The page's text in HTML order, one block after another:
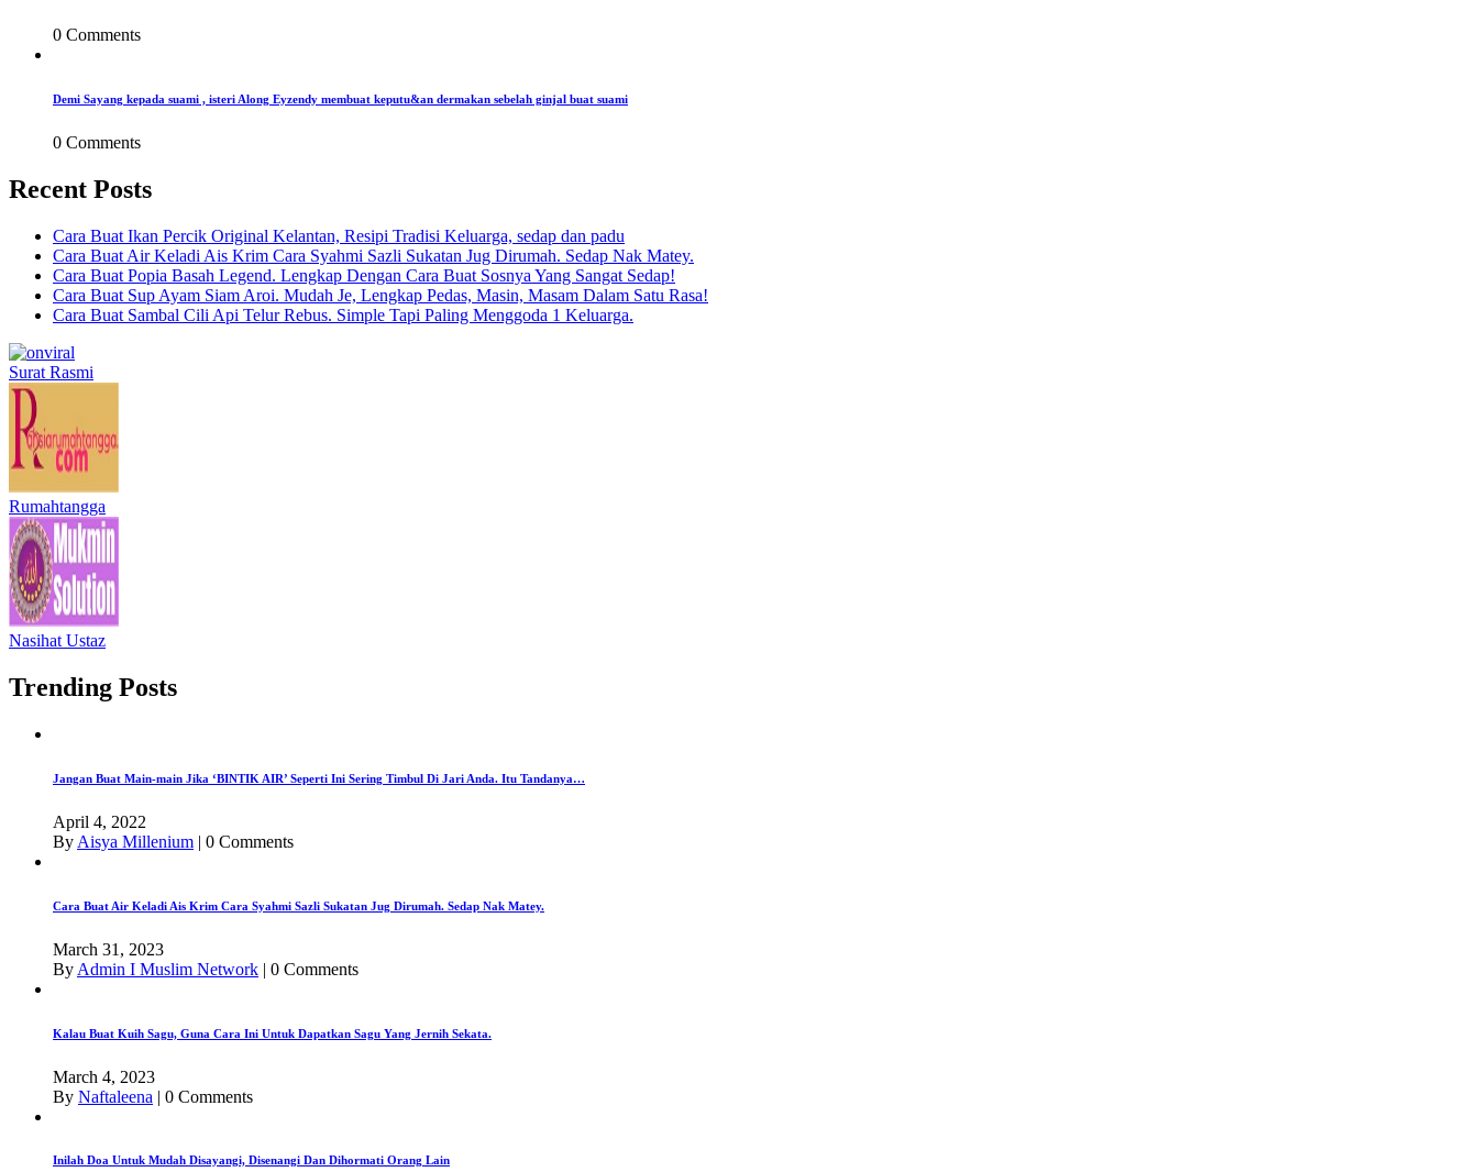
0 Comments
Demi Sayang kepada suami , isteri Along Eyzendy membuat keputu&an dermakan sebelah ginjal buat suami
0 Comments
Recent Posts
Cara Buat Ikan Percik Original Kelantan, Resipi Tradisi Keluarga, sedap dan padu
Cara Buat Air Keladi Ais Krim Cara Syahmi Sazli Sukatan Jug Dirumah. Sedap Nak Matey.
Cara Buat Popia Basah Legend. Lengkap Dengan Cara Buat Sosnya Yang Sangat Sedap!
Cara Buat Sup Ayam Siam Aroi. Mudah Je, Lengkap Pedas, Masin, Masam Dalam Satu Rasa!
Cara Buat Sambal Cili Api Telur Rebus. Simple Tapi Paling Menggoda 1 Keluarga.
Surat Rasmi
Rumahtangga
Nasihat Ustaz
Trending Posts
Jangan Buat Main-main Jika ‘BINTIK AIR’ Seperti Ini Sering Timbul Di Jari Anda. Itu Tandanya…
April 4, 2022
By Aisya Millenium | 0 Comments
Cara Buat Air Keladi Ais Krim Cara Syahmi Sazli Sukatan Jug Dirumah. Sedap Nak Matey.
March 31, 2023
By Admin I Muslim Network | 0 Comments
Kalau Buat Kuih Sagu, Guna Cara Ini Untuk Dapatkan Sagu Yang Jernih Sekata.
March 4, 2023
By Naftaleena | 0 Comments
Inilah Doa Untuk Mudah Disayangi, Disenangi Dan Dihormati Orang Lain